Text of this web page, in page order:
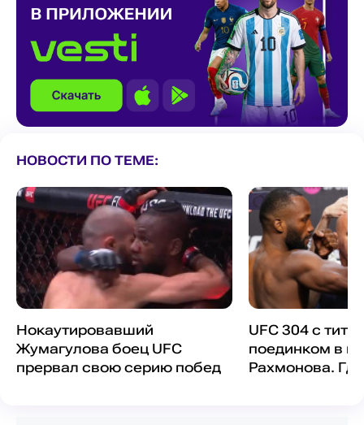
НОВОСТИ ПО ТЕМЕ:
Нокаутировавший
Жумагулова боец UFC
прервал свою серию побед
UFC 304 с
поединком в
Рахмонова.